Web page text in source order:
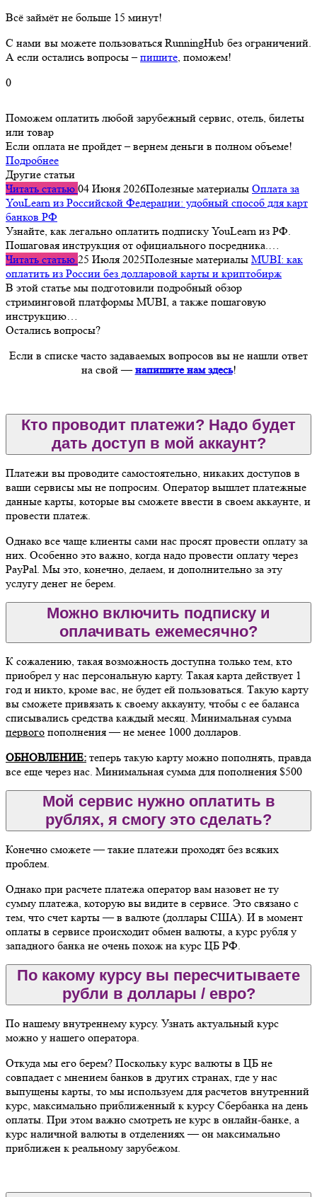
Всё займёт не больше 15 минут!
С нами вы можете пользоваться RunningHub без ограничений.
А если остались вопросы –пишите, поможем!
0
Поможем оплатить любой зарубежный сервис, отель, билеты
или товар
Если оплата не пройдет – вернем деньги в полном объеме!
Подробнее
Другие статьи
Читать статью 04 Июня 2026Полезные материалы Оплата за
YouLearn из Российской Федерации: удобный способ для карт
банков РФ
Узнайте, как легально оплатить подписку YouLearn из РФ.
Пошаговая инструкция от официального посредника.…
Читать статью 25 Июля 2025Полезные материалы MUBI: как
оплатить из России без долларовой карты и криптобирж
В этой статье мы подготовили подробный обзор
стриминговой платформы MUBI, а также пошаговую
инструкцию…
Остались вопросы?
Если в списке часто задаваемых вопросов вы не нашли ответ
на свой —напишите нам здесь!
Кто проводит платежи? Надо будет
дать доступ в мой аккаунт?
Платежи вы проводите самостоятельно, никаких доступов в
ваши сервисы мы не попросим. Оператор вышлет платежные
данные карты, которые вы сможете ввести в своем аккаунте, и
провести платеж.
Однако все чаще клиенты сами нас просят провести оплату за
них. Особенно это важно, когда надо провести оплату через
PayPal. Мы это, конечно, делаем, и дополнительно за эту
услугу денег не берем.
Можно включить подписку и
оплачивать ежемесячно?
К сожалению, такая возможность доступна только тем, кто
приобрел у нас персональную карту. Такая карта действует 1
год и никто, кроме вас, не будет ей пользоваться. Такую карту
вы сможете привязать к своему аккаунту, чтобы с ее баланса
списывались средства каждый месяц. Минимальная сумма
первого пополнения — не менее 1000 долларов.
ОБНОВЛЕНИЕ: теперь такую карту можно пополнять, правда
все еще через нас. Минимальная сумма для пополнения $500
Мой сервис нужно оплатить в
рублях, я смогу это сделать?
Конечно сможете — такие платежи проходят без всяких
проблем.
Однако при расчете платежа оператор вам назовет не ту
сумму платежа, которую вы видите в сервисе. Это связано с
тем, что счет карты — в валюте (доллары США). И в момент
оплаты в сервисе происходит обмен валюты, а курс рубля у
западного банка не очень похож на курс ЦБ РФ.
По какому курсу вы пересчитываете
рубли в доллары / евро?
По нашему внутреннему курсу. Узнать актуальный курс
можно у нашего оператора.
Откуда мы его берем? Поскольку курс валюты в ЦБ не
совпадает с мнением банков в других странах, где у нас
выпущены карты, то мы используем для расчетов внутренний
курс, максимально приближенный к курсу Сбербанка на день
оплаты. При этом важно смотреть не курс в онлайн-банке, а
курс наличной валюты в отделениях — он максимально
приближен к реальному зарубежом.